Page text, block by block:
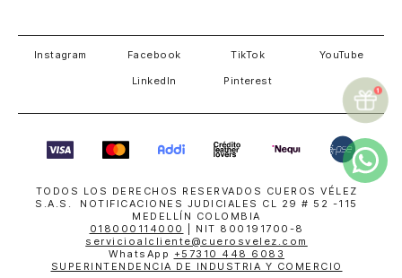
Instagram Facebook TikTok YouTube
LinkedIn Pinterest
TODOS LOS DERECHOS RESERVADOS CUEROS VÉLEZ
S.A.S. NOTIFICACIONES JUDICIALES CL 29 # 52 -115
MEDELLÍN COLOMBIA
018000114000
| NIT 800191700-8
servicioalcliente@cuerosvelez.com
WhatsApp +57310 448 6083
SUPERINTENDENCIA DE INDUSTRIA Y COMERCIO